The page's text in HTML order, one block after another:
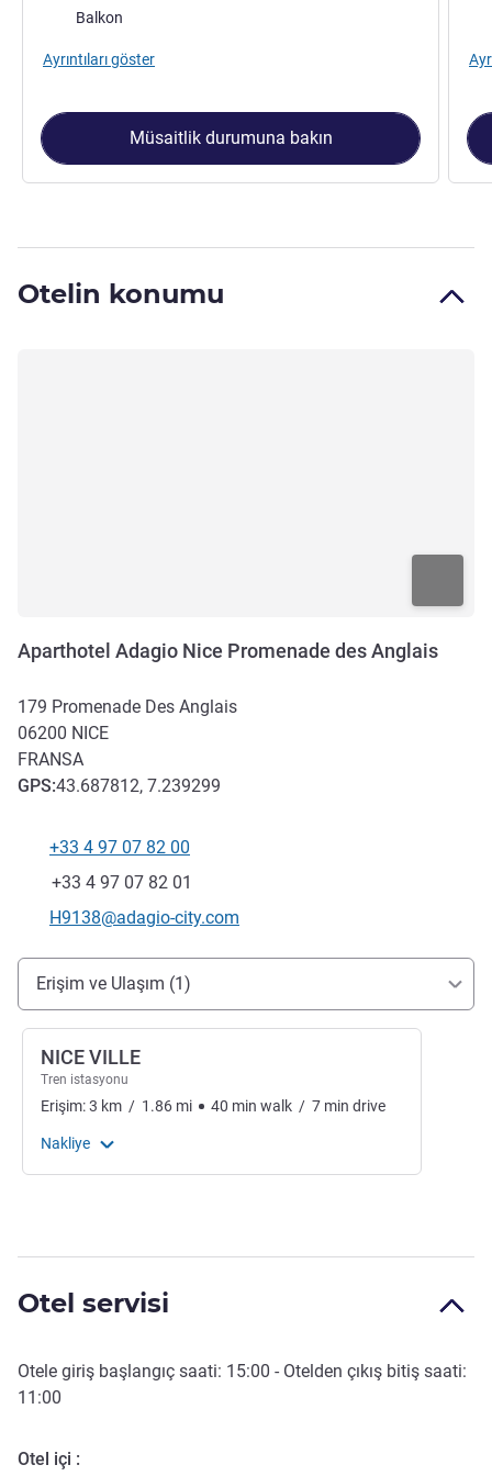
Konaklama ekstraları:
Balkon
Ayrıntıları göster
Müsaitlik durumuna bakın
Otelin konumu
Aparthotel Adagio Nice Promenade des Anglais
179 Promenade Des Anglais
06200 NICE
FRANSA
GPS:43.687812, 7.239299
Telefon
+33 4 97 07 82 00
Faks
+33 4 97 07 82 01
İletişim için e-posta
H9138@adagio-city.com
Erişim ve ulaşım
Erişim ve Ulaşım (1)
NICE VILLE
Tren istasyonu
Erişim:3 km / 1.86 mi 40 min walk / 7 min drive
Nakliye
Otel servisi
Otele giriş başlangıç saati: 15:00 - Otelden çıkış bitiş saati:
11:00
Otel içi